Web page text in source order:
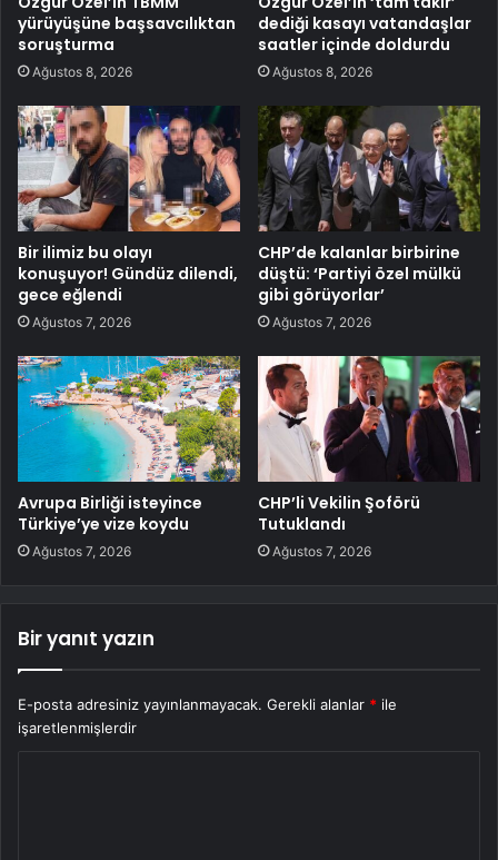
yürüyüşüne başsavcılıktan
soruşturma
Ağustos 8, 2026
dediği kasayı vatandaşlar
saatler içinde doldurdu
Ağustos 8, 2026
Bir ilimiz bu olayı
konuşuyor! Gündüz dilendi,
gece eğlendi
Ağustos 7, 2026
CHP’de kalanlar birbirine
düştü: ‘Partiyi özel mülkü
gibi görüyorlar’
Ağustos 7, 2026
Avrupa Birliği isteyince
Türkiye’ye vize koydu
Ağustos 7, 2026
CHP’li Vekilin Şoförü
Tutuklandı
Ağustos 7, 2026
Bir yanıt yazın
E-posta adresiniz yayınlanmayacak. Gerekli alanlar * ile
işaretlenmişlerdir